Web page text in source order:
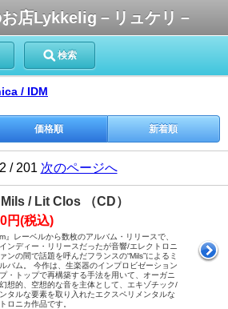
店Lykkelig－リュケリ－
検索
/ IDM
価格順 新着順
/ 201 次のページへ
Mils / Lit Clos （CD）
円(税込)
』レーベルから数枚のアルバム・リリースで、
ンディー・リリースだったが音響/エレクトロニ
ンの間で話題を呼んだフランスの“Mils”によるミ
バム。 今作は、生楽器のインプロビゼーション
・トップで再構築する手法を用いて、オーガニ
想的、空想的な音を主体として、エキゾチック/
タルな要素を取り入れたエクスペリメンタルな
ロニカ作品です。